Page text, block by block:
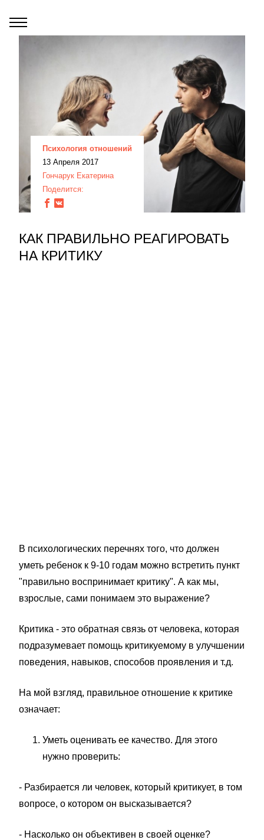
Психология отношений
13 Апреля 2017
Гончарук Екатерина
Поделится:
КАК ПРАВИЛЬНО РЕАГИРОВАТЬ
НА КРИТИКУ
В психологических перечнях того, что должен
уметь ребенок к 9-10 годам можно встретить пункт
"правильно воспринимает критику". А как мы,
взрослые, сами понимаем это выражение?
Критика - это обратная связь от человека, которая
подразумевает помощь критикуемому в улучшении
поведения, навыков, способов проявления и т.д.
На мой взгляд, правильное отношение к критике
означает:
Уметь оценивать ее качество. Для этого
нужно проверить:
- Разбирается ли человек, который критикует, в том
вопросе, о котором он высказывается?
- Насколько он объективен в своей оценке?